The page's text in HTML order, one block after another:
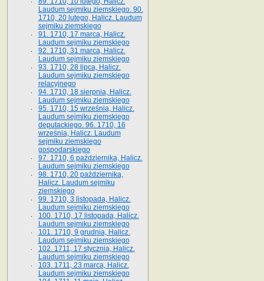
Laudum sejmiku ziemskiego. 90.
1710, 20 lutego, Halicz. Laudum
sejmiku ziemskiego
91. 1710, 17 marca, Halicz.
Laudum sejmiku ziemskiego
92. 1710, 31 marca, Halicz.
Laudum sejmiku ziemskiego
93. 1710, 28 lipca, Halicz.
Laudum sejmiku ziemskiego
relacyjnego
94. 1710, 18 sierpnia, Halicz.
Laudum sejmiku ziemskiego
95. 1710, 15 września, Halicz.
Laudum sejmiku ziemskiego
deputackiego. 96. 1710, 16
września, Halicz. Laudum
sejmiku ziemskiego
gospodarskiego
97. 1710, 6 października, Halicz.
Laudum sejmiku ziemskiego
98. 1710, 20 października,
Halicz. Laudum sejmiku
ziemskiego
99. 1710, 3 listopada, Halicz.
Laudum sejmiku ziemskiego
100. 1710, 17 listopada, Halicz.
Laudum sejmiku ziemskiego
101. 1710, 9 grudnia, Halicz.
Laudum sejmiku ziemskiego
102. 1711, 17 stycznia, Halicz.
Laudum sejmiku ziemskiego
103. 1711, 23 marca, Halicz.
Laudum sejmiku ziemskiego